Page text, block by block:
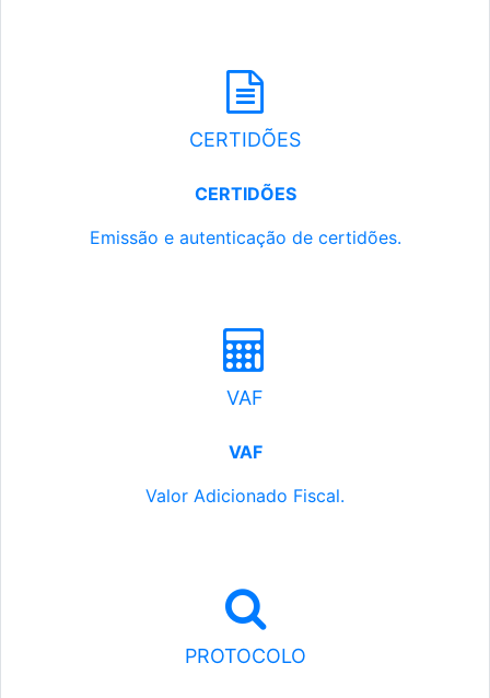
CERTIDÕES
CERTIDÕES
Emissão e autenticação de certidões.
VAF
VAF
Valor Adicionado Fiscal.
PROTOCOLO